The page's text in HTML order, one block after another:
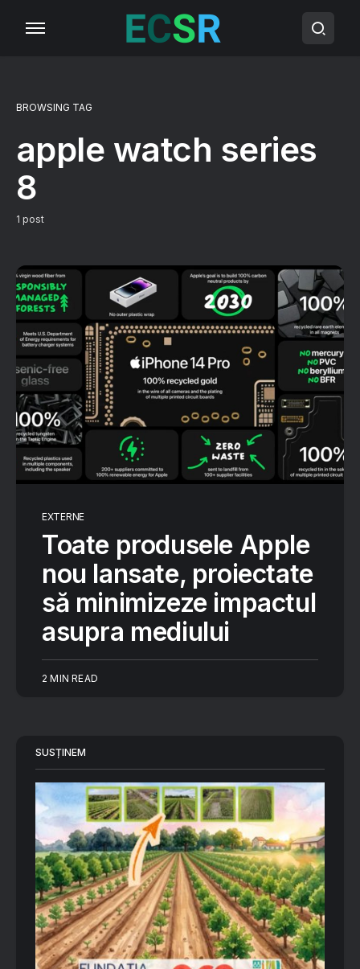
BROWSING TAG
apple watch series
8
1 post
EXTERNE
Toate produsele Apple
nou lansate, proiectate
să minimizeze impactul
asupra mediului
2 MIN READ
SUSȚINEM